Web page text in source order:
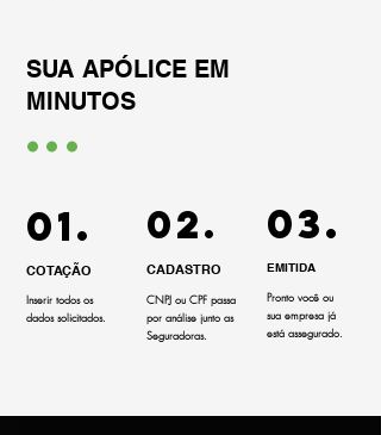
SUA APÓLICE EM
MINUTOS
...
01.
COTAÇÃO
Inserir todos os
dados solicitados.
02.
CADASTRO
CNPJ ou CPF passa
por análise junto as
Seguradoras.
03.
EMITIDA
Pronto você ou
sua empresa já
está assegurado.